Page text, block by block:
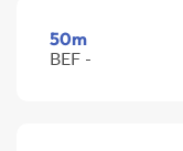
50m
BEF -